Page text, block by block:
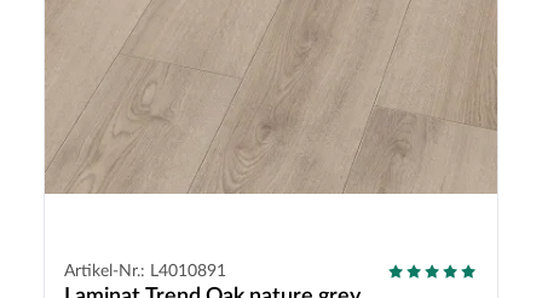
Artikel-Nr.: L4010891